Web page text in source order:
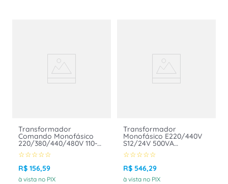
Transformador
Comando Monofásico
220/380/440/480V 110-
220V 50VA TMC
5TMC898 Minuzzi
☆☆☆☆☆
R$ 156,59
à vista no PIX
Transformador
Monofásico E220/440V
S12/24V 500VA
50TMC067 Minuzzi
☆☆☆☆☆
R$ 546,29
à vista no PIX